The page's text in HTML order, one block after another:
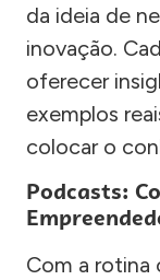
da ideia de
inovação.
oferecer
exemplos
colocar o
Podcasts:
Com a rotina